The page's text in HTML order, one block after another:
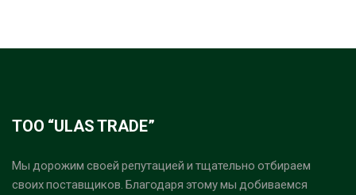
ТОО “ULAS TRADE”
Мы дорожим своей репутацией и тщательно отбираем
своих поставщиков. Благодаря этому мы добиваемся